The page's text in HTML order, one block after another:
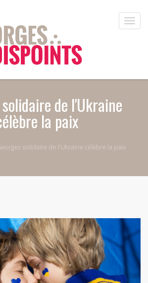
Toggle
de l'Ukraine
la paix
solidaire de l'Ukraine célèbre la paix